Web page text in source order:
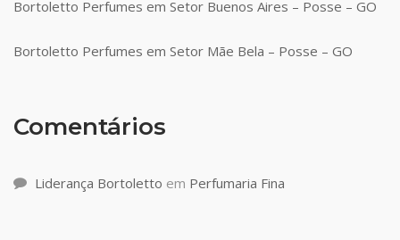
Bortoletto Perfumes em Setor Buenos Aires – Posse – GO
Bortoletto Perfumes em Setor Mãe Bela – Posse – GO
Comentários
Liderança Bortoletto em Perfumaria Fina